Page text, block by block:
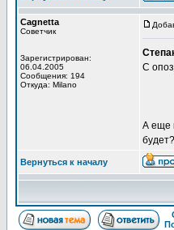
Cagnetta
Советчик
Зарегистрирован:
06.04.2005
Сообщения: 194
Откуда: Milano
С
А еще
Вернуться к началу